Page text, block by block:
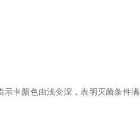
卡颜色由浅变深，表明灭菌条件满